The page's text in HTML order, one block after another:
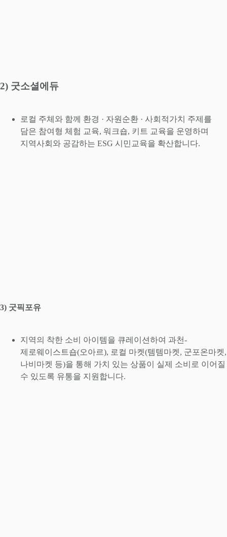
2) 굿소셜에듀
로컬 주체와 함께 환경 · 자원순환 · 사회적가치 주제를
담은 참여형 체험 교육, 워크숍, 키트 교육을 운영하며
지역사회와 공감하는 ESG 시민교육을 확산합니다.
3) 굿픽포유
지역의 착한 소비 아이템을 큐레이션하여 과천-
제로웨이스트숍(오아르), 로컬 마켓(템템마켓, 군포온마켓,
나비마켓 등)을 통해 가치 있는 상품이 실제 소비로 이어질
수 있도록 유통을 지원합니다.